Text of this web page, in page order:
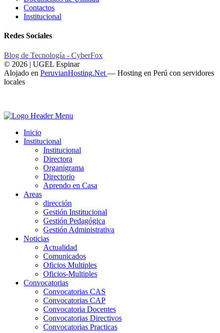
Contactos
Institucional
Redes Sociales
Blog de Tecnología - CyberFox
© 2026 | UGEL Espinar
Alojado en PeruvianHosting.Net — Hosting en Perú con servidores
locales
Inicio
Institucional
Institucional
Directora
Organigrama
Directorio
Aprendo en Casa
Areas
dirección
Gestión Institucional
Gestión Pedagógica
Gestión Administrativa
Noticias
Actualidad
Comunicados
Oficios Multiples
Oficios-Multiples
Convocatorias
Convocatorias CAS
Convocatorias CAP
Convocatoria Docentes
Convocatorias Directivos
Convocatorias Practicas